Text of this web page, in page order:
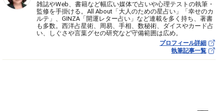
雑誌やWeb、書籍など幅広い媒体で占いや心理テストの執筆・
監修を手掛ける。All About「大人のための星占い」「幸せのカ
ルテ」、GINZA「開運レター占い」など連載を多く持ち、著書
も多数。西洋占星術、周易、手相、数秘術、ダイスやカード占
い、しぐさや言葉グセの研究など守備範囲は広め。
プロフィール詳細
執筆記事一覧